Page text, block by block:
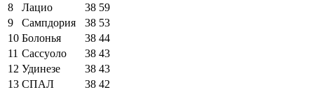
8
Лацио 38 59
9
Сампдория 38 53
10 Болонья 38 44
11 Сассуоло 38 43
12 Удинезе 38 43
13 СПАЛ 38 42